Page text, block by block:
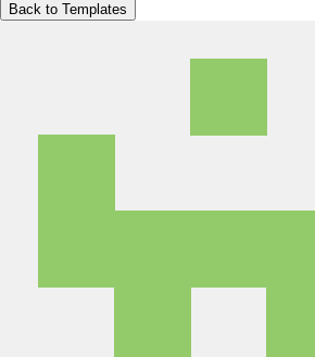
Back to Templates